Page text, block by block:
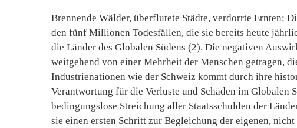
Brennende Wälder, überflutete Städte, verdorrte Ernten:
den fünf Millionen Todesfällen, die sie bereits heute
die Länder des Globalen Südens (2). Die negativen
weitgehend von einer Mehrheit der Menschen getragen,
Industrienationen wie der Schweiz kommt durch ihre
Verantwortung für die Verluste und Schäden im Globalen
bedingungslose Streichung aller Staatsschulden der
sie einen ersten Schritt zur Begleichung der eigenen,